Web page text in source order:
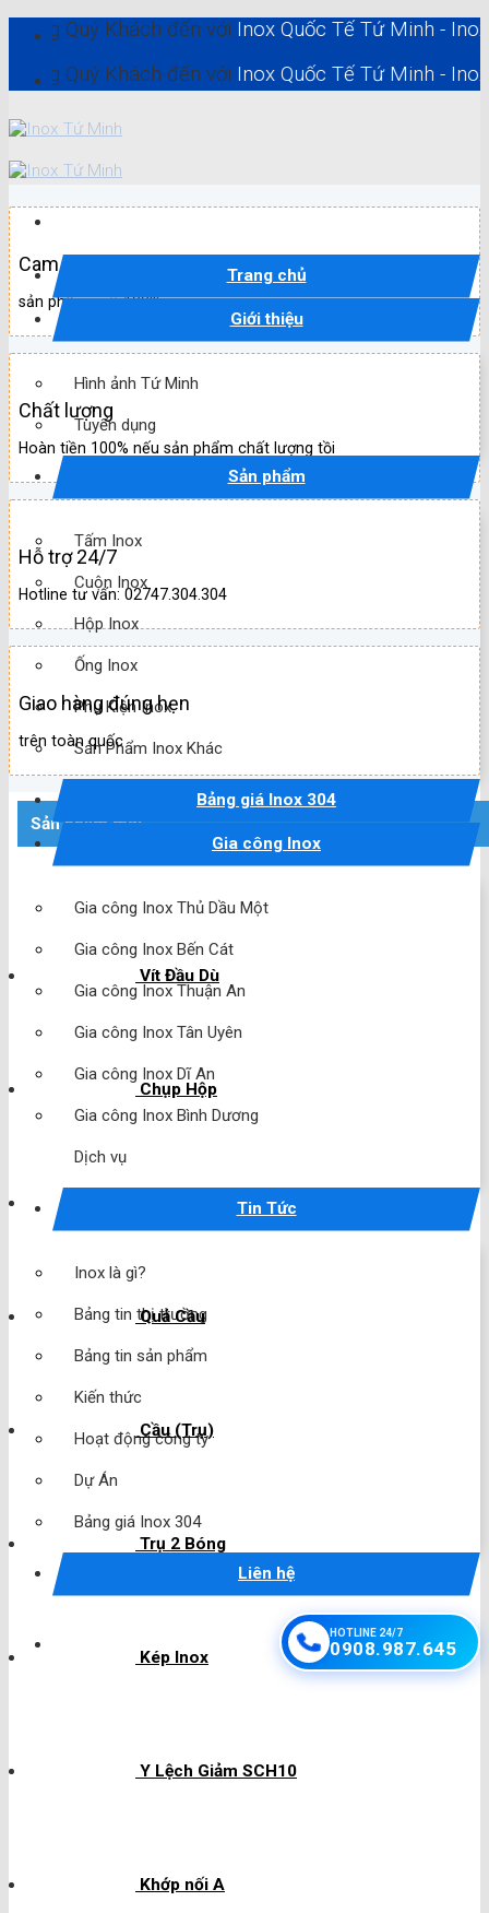
Khách đến với Inox Quốc Tế Tứ Minh - Inox Hồ
Khách đến với Inox Quốc Tế Tứ Minh - Inox Hồ
Trang chủ
Giới thiệu
Hình ảnh Tứ Minh
Tuyển dụng
Sản phẩm
Tấm Inox
Cuộn Inox
Hộp Inox
Ống Inox
Phụ Kiện Inox
Sản Phẩm Inox Khác
Bảng giá Inox 304
Gia công Inox
Gia công Inox Thủ Dầu Một
Gia công Inox Bến Cát
Gia công Inox Thuận An
Gia công Inox Tân Uyên
Gia công Inox Dĩ An
Gia công Inox Bình Dương
Dịch vụ
Tin Tức
Inox là gì?
Bảng tin thị trường
Bảng tin sản phẩm
Kiến thức
Hoạt động công ty
Dự Án
Bảng giá Inox 304
Liên hệ
HOTLINE 24/7
0908.987.645
Cam kết
sản phẩm mới 100%
Chất lượng
Hoàn tiền 100% nếu sản phẩm chất lượng tồi
Hỗ trợ 24/7
Hotline tư vấn: 02747.304.304
Giao hàng đúng hẹn
trên toàn quốc
Sản phẩm mới
Vít Đầu Dù
Chụp Hộp
Quả Cầu
Cầu (Trụ)
Trụ 2 Bóng
Kép Inox
Y Lệch Giảm SCH10
Khớp nối A